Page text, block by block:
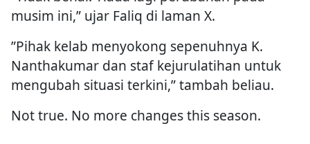
musim ini,” ujar Faliq di laman X.
”Pihak kelab menyokong sepenuhnya K.
Nanthakumar dan staf kejurulatihan untuk
mengubah situasi terkini,” tambah beliau.
Not true. No more changes this season.